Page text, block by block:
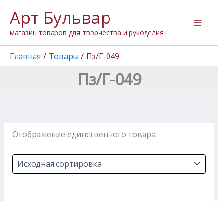
содержимому
Арт Бульвар
магазин товаров для творчества и рукоделия
Главная Товары Пз/Г-049
Пз/Г-049
Отображение единственного товара